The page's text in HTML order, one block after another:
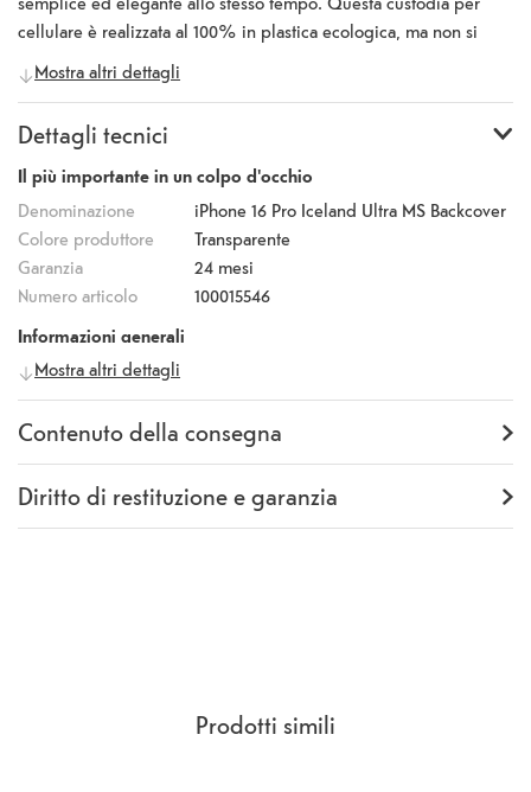
cellulare è realizzata al 100% in plastica ecologica, ma non si
sente affatto perché la qualità è comunque di prim'ordine. D3O®
è il leader mondiale nella protezione dagli impatti ed è utilizzato
offre protezione per impatti fino a 4m/13ft e garantisce la
massima protezione senza aggiungere ingombro. Il magnete
MagSafe integrato consente una ricarica wireless senza sforzo. La
sensazione di morbidezza della superficie nella mano sarà
piacevolissima.
Mostra altri dettagli
Dettagli tecnici
Il più importante in un colpo d'occhio
Denominazione
iPhone 16 Pro Iceland Ultra MS Backcover
Colore produttore
Transparente
Garanzia
24 mesi
Numero articolo
100015546
Informazioni generali
Produttore
Numero
produttore
IU61CL006283
Mostra altri dettagli
Contenuto della consegna
Fornitura Backcover
Diritto di restituzione e garanzia
Garanzia
24 mesi
Prodotti simili